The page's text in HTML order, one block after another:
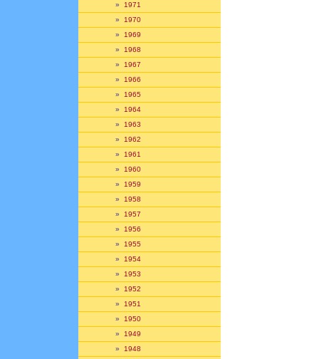
» 1971
» 1970
» 1969
» 1968
» 1967
» 1966
» 1965
» 1964
» 1963
» 1962
» 1961
» 1960
» 1959
» 1958
» 1957
» 1956
» 1955
» 1954
» 1953
» 1952
» 1951
» 1950
» 1949
» 1948